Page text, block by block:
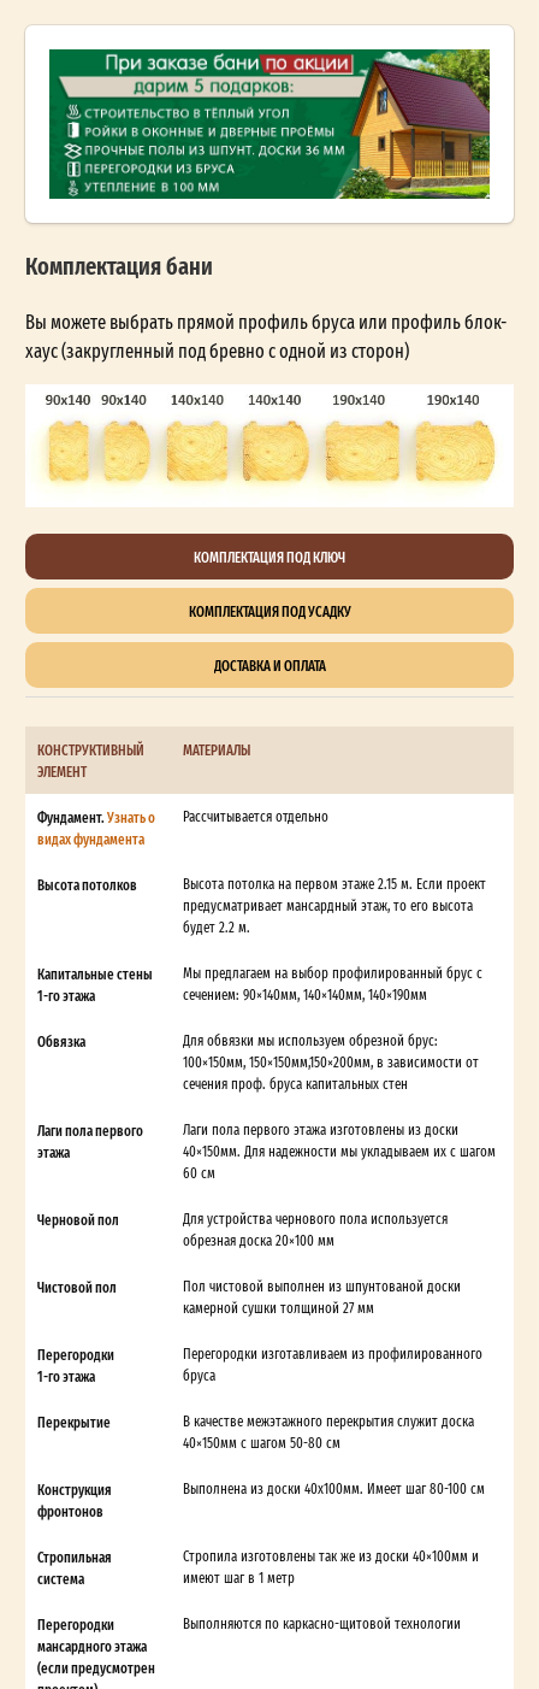
Комплектация бани
Вы можете выбрать прямой профиль бруса или профиль блок-
хаус (закругленный под бревно с одной из сторон)
КОМПЛЕКТАЦИЯ ПОД КЛЮЧ
КОМПЛЕКТАЦИЯ ПОД УСАДКУ
ДОСТАВКА И ОПЛАТА
КОНСТРУКТИВНЫЙ
ЭЛЕМЕНТ
МАТЕРИАЛЫ
Фундамент.Узнать о
видах фундамента
Рассчитывается отдельно
Высота потолков
Высота потолка на первом этаже 2.15 м. Если проект
предусматривает мансардный этаж, то его высота
будет 2.2 м.
Капитальные стены
1-го этажа
Мы предлагаем на выбор профилированный брус с
сечением: 90×140мм, 140×140мм, 140×190мм
Обвязка
Для обвязки мы используем обрезной брус:
100×150мм, 150×150мм,150×200мм, в зависимости от
сечения проф. бруса капитальных стен
Лаги пола первого
этажа
Лаги пола первого этажа изготовлены из доски
40×150мм. Для надежности мы укладываем их с шагом
60 см
Черновой пол
Для устройства чернового пола используется
обрезная доска 20×100 мм
Чистовой пол
Пол чистовой выполнен из шпунтованой доски
камерной сушки толщиной 27 мм
Перегородки
1-го этажа
Перегородки изготавливаем из профилированного
бруса
Перекрытие
В качестве межэтажного перекрытия служит доска
40×150мм с шагом 50-80 см
Конструкция
фронтонов
Выполнена из доски 40х100мм. Имеет шаг 80-100 см
Стропильная
система
Стропила изготовлены так же из доски 40×100мм и
имеют шаг в 1 метр
Перегородки
мансардного этажа
(если предусмотрен
Выполняются по каркасно-щитовой технологии